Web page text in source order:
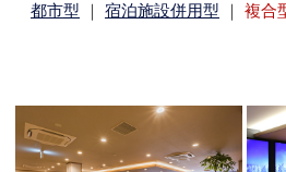
都市型 ｜ 宿泊施設併用型 ｜ 複合